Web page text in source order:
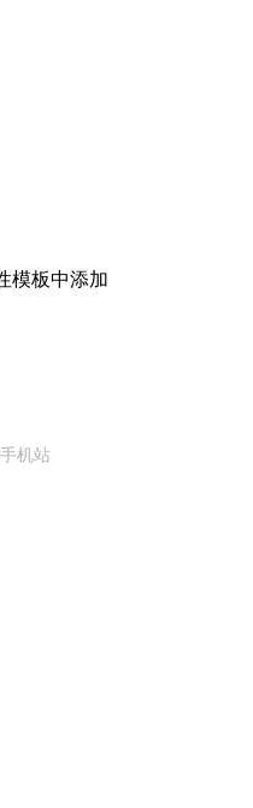
模板中添加
机站